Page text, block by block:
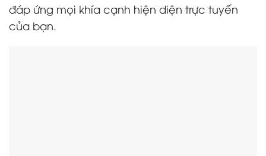
đáp ứng mọi khía cạnh hiện diện trực tuyến
của bạn.